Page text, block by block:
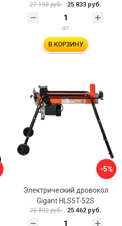
27 193 руб. 25 833 руб.
шт
В КОРЗИНУ
-5%
Электрический дровокол
Gigant HLS5T-52S
26 802 руб. 25 462 руб.